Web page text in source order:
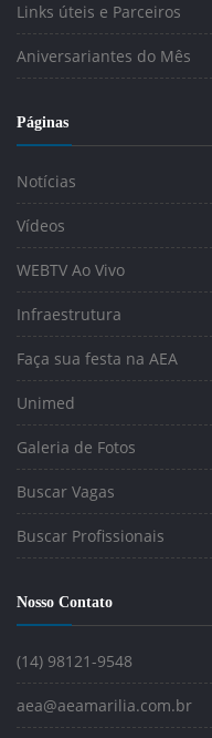
Links úteis e Parceiros
Aniversariantes do Mês
Páginas
Notícias
Vídeos
WEBTV Ao Vivo
Infraestrutura
Faça sua festa na AEA
Unimed
Galeria de Fotos
Buscar Vagas
Buscar Profissionais
Nosso Contato
(14) 98121-9548
aea@aeamarilia.com.br